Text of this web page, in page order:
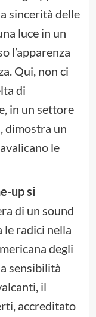
sincerità delle
luce in un
l’apparenza
Qui, non ci
di
in un settore
dimostra un
le
up si
di un sound
le radici nella
degli
sensibilità
il
accreditato